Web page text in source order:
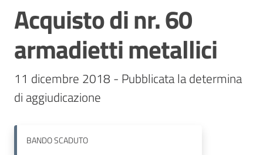
Stazioni
appaltanti
Contatti
Salta al contenuto
Acquisto di nr. 60
armadietti metallici
11 dicembre 2018 - Pubblicata la determina
BANDOSCADUTO